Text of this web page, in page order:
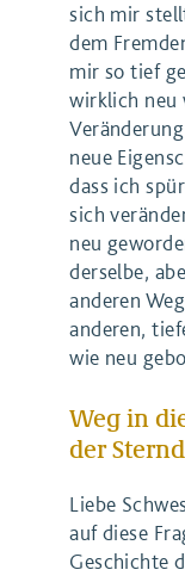
sich mir
dem
mir so tief
wirklich neu
neue
dass ich
sich
neu
derselbe,
anderen
anderen,
wie neu
Weg in
der
Liebe
auf diese
Geschichte